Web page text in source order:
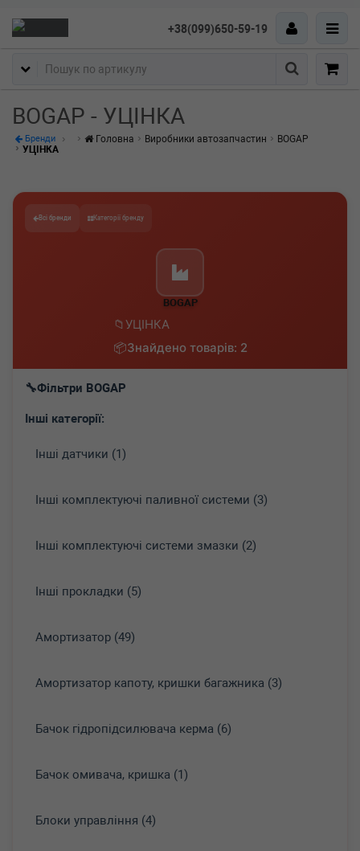
+38(099)650-59-19
Пошук
BOGAP - УЦІНКА
Бренди Головна Виробники автозапчастин
BOGAP
УЦІНКА
Всі бренди Категорії бренду
BOGAP
УЦІНКА
Знайдено товарів: 2
Фільтри BOGAP
Інші категорії:
Інші датчики (1)
Інші комплектуючі паливної системи (3)
Інші комплектуючі системи змазки (2)
Інші прокладки (5)
Амортизатор (49)
Амортизатор капоту, кришки багажника (3)
Бачок гідропідсилювача керма (6)
Бачок омивача, кришка (1)
Блоки управління (4)